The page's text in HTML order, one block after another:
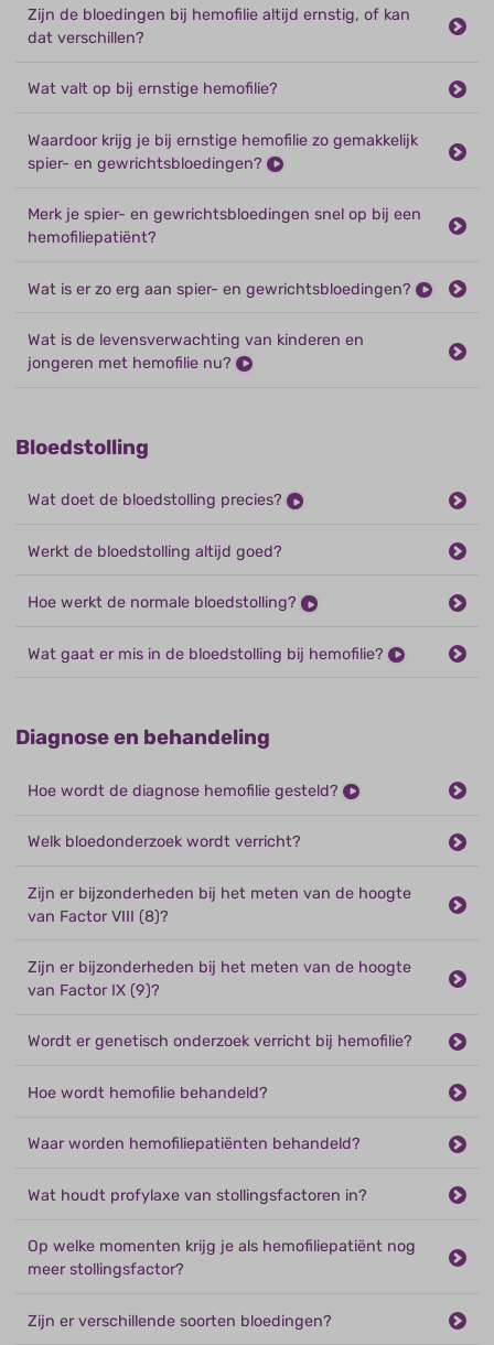
Zijn de bloedingen bij hemofilie altijd ernstig, of kan
dat verschillen?
Wat valt op bij ernstige hemofilie?
Waardoor krijg je bij ernstige hemofilie zo gemakkelijk
spier- en gewrichtsbloedingen?
Merk je spier- en gewrichtsbloedingen snel op bij een
hemofiliepatiënt?
Wat is er zo erg aan spier- en gewrichtsbloedingen?
Wat is de levensverwachting van kinderen en
jongeren met hemofilie nu?
Bloedstolling
Wat doet de bloedstolling precies?
Werkt de bloedstolling altijd goed?
Hoe werkt de normale bloedstolling?
Wat gaat er mis in de bloedstolling bij hemofilie?
Diagnose en behandeling
Hoe wordt de diagnose hemofilie gesteld?
Welk bloedonderzoek wordt verricht?
Zijn er bijzonderheden bij het meten van de hoogte
van Factor VIII (8)?
Zijn er bijzonderheden bij het meten van de hoogte
van Factor IX (9)?
Wordt er genetisch onderzoek verricht bij hemofilie?
Hoe wordt hemofilie behandeld?
Waar worden hemofiliepatiënten behandeld?
Wat houdt profylaxe van stollingsfactoren in?
Op welke momenten krijg je als hemofiliepatiënt nog
meer stollingsfactor?
Zijn er verschillende soorten bloedingen?